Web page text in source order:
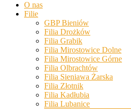
O nas
Filie
GBP Bieniów
Filia Drożków
Filia Grabik
Filia Mirostowice Dolne
Filia Mirostowice Górne
Filia Olbrachtów
Filia Sieniawa Żarska
Filia Złotnik
Filia Kadłubia
Filia Lubanice